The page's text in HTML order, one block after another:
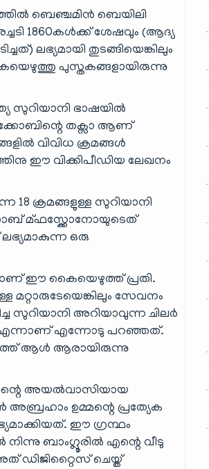
ബെഞ്ചമിൻ ബെയിലി
1860കൾക്ക് ശേഷവും (ആദ്യ
ലഭ്യമായി തുടങ്ങിയെങ്കിലും
പുസ്തകങ്ങളായിരുന്നു
സുറിയാനി ഭാഷയിൽ
തക്സാ ആണ്
വിവിധ ക്രമങ്ങൾ
ഈ വിക്കിപീഡിയ ലേഖനം
18 ക്രമങ്ങളുള്ള സുറിയാനി
മ്ഫസ്ക്കോനോയുടെത്
ലഭ്യമാകുന്ന ഒരു
ഈ കൈയെഴുത്ത് പ്രതി.
സേവനം
സുറിയാനി അറിയാവുന്ന ചിലർ
എന്നാണ് എന്നോടു പറഞ്ഞത്.
ആൾ ആരായിരുന്നു
അയൽവാസിയായ
ഉമ്മന്റെ പ്രത്യേക
ഈ ഗ്രന്ഥം
ബാംഗ്ലൂരിൽ എന്റെ വീടു
ഡിജിറ്റൈസ് ചെയ്ത്